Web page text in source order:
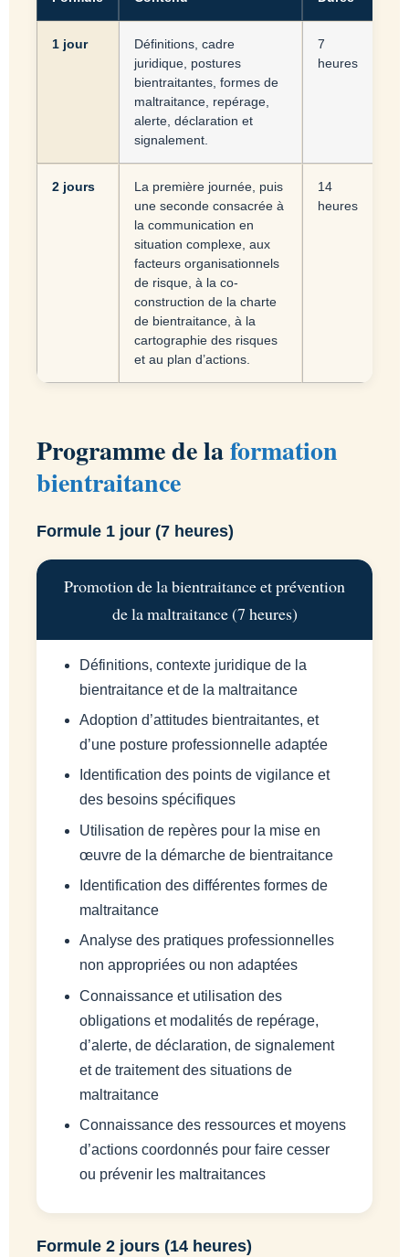
1 jour
Définitions, cadre
juridique, postures
bientraitantes, formes de
maltraitance, repérage,
alerte, déclaration et
signalement.
7
heures
2 jours
La première journée, puis
une seconde consacrée à
la communication en
situation complexe, aux
facteurs organisationnels
de risque, à la co-
construction de la charte
de bientraitance, à la
cartographie des risques
et au plan d’actions.
14
heures
Programme de laformation
bientraitance
Formule 1 jour (7 heures)
Promotion de la bientraitance et prévention
de la maltraitance (7 heures)
Définitions, contexte juridique de la
bientraitance et de la maltraitance
Adoption d’attitudes bientraitantes, et
d’une posture professionnelle adaptée
Identification des points de vigilance et
des besoins spécifiques
Utilisation de repères pour la mise en
œuvre de la démarche de bientraitance
Identification des différentes formes de
maltraitance
Analyse des pratiques professionnelles
non appropriées ou non adaptées
Connaissance et utilisation des
obligations et modalités de repérage,
d’alerte, de déclaration, de signalement
et de traitement des situations de
maltraitance
Connaissance des ressources et moyens
d’actions coordonnés pour faire cesser
ou prévenir les maltraitances
Formule 2 jours (14 heures)